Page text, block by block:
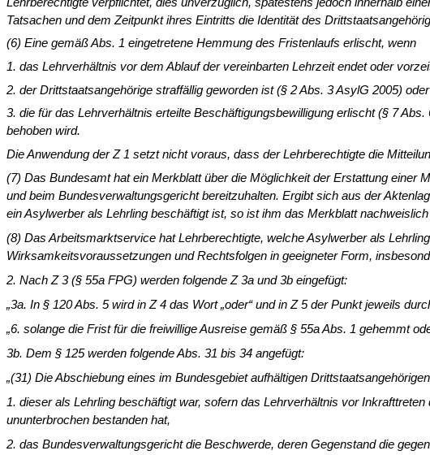
Tatsachen und dem Zeitpunkt ihres Eintritts die Identität des
(6) Eine gemäß Abs. 1 eingetretene Hemmung des Fristenlaufs erlischt, wenn
1. das Lehrverhältnis vor dem Ablauf der vereinbarten Lehrzeit endet oder
2. der Drittstaatsangehörige straffällig geworden ist (§ 2 Abs. 3 AsylG 2005) oder
3. die für das Lehrverhältnis erteilte Beschäftigungsbewilligung erlischt (§ 7
behoben wird.
Die Anwendung der Z 1 setzt nicht voraus, dass der Lehrberechtigte die
(7) Das Bundesamt hat ein Merkblatt über die Möglichkeit der Erstattung
und beim Bundesverwaltungsgericht bereitzuhalten. Ergibt sich aus der
ein Asylwerber als Lehrling beschäftigt ist, so ist ihm das Merkblatt
(8) Das Arbeitsmarktservice hat Lehrberechtigte, welche Asylwerber als
Wirksamkeitsvoraussetzungen und Rechtsfolgen in geeigneter Form,
2. Nach Z 3 (§ 55a FPG) werden folgende Z 3a und 3b eingefügt:
„3a. In § 120 Abs. 5 wird in Z 4 das Wort „oder“ und in Z 5 der Punkt jeweils
„6. solange die Frist für die freiwillige Ausreise gemäß § 55a Abs. 1 gehemmt
3b. Dem § 125 werden folgende Abs. 31 bis 34 angefügt:
„(31) Die Abschiebung eines im Bundesgebiet aufhältigen
1. dieser als Lehrling beschäftigt war, sofern das Lehrverhältnis vor
ununterbrochen bestanden hat,
2. das Bundesverwaltungsgericht die Beschwerde, deren Gegenstand die